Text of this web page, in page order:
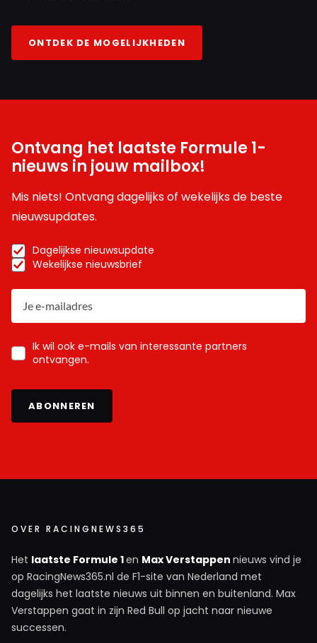
ONTDEK DE MOGELIJKHEDEN
Ontvang het laatste Formule 1-
nieuws in jouw mailbox!
Mis niets! Ontvang dagelijks of wekelijks de beste
nieuwsupdates.
Dagelijkse nieuwsupdate
Wekelijkse nieuwsbrief
Ik wil ook e-mails van interessante partners
ontvangen.
ABONNEREN
OVER RACINGNEWS365
Het laatste Formule 1en Max Verstappen nieuws vind je
op RacingNews365.nl de F1-site van Nederland met
dagelijks het laatste nieuws uit binnen en buitenland. Max
Verstappen gaat in zijn Red Bull op jacht naar nieuwe
successen.